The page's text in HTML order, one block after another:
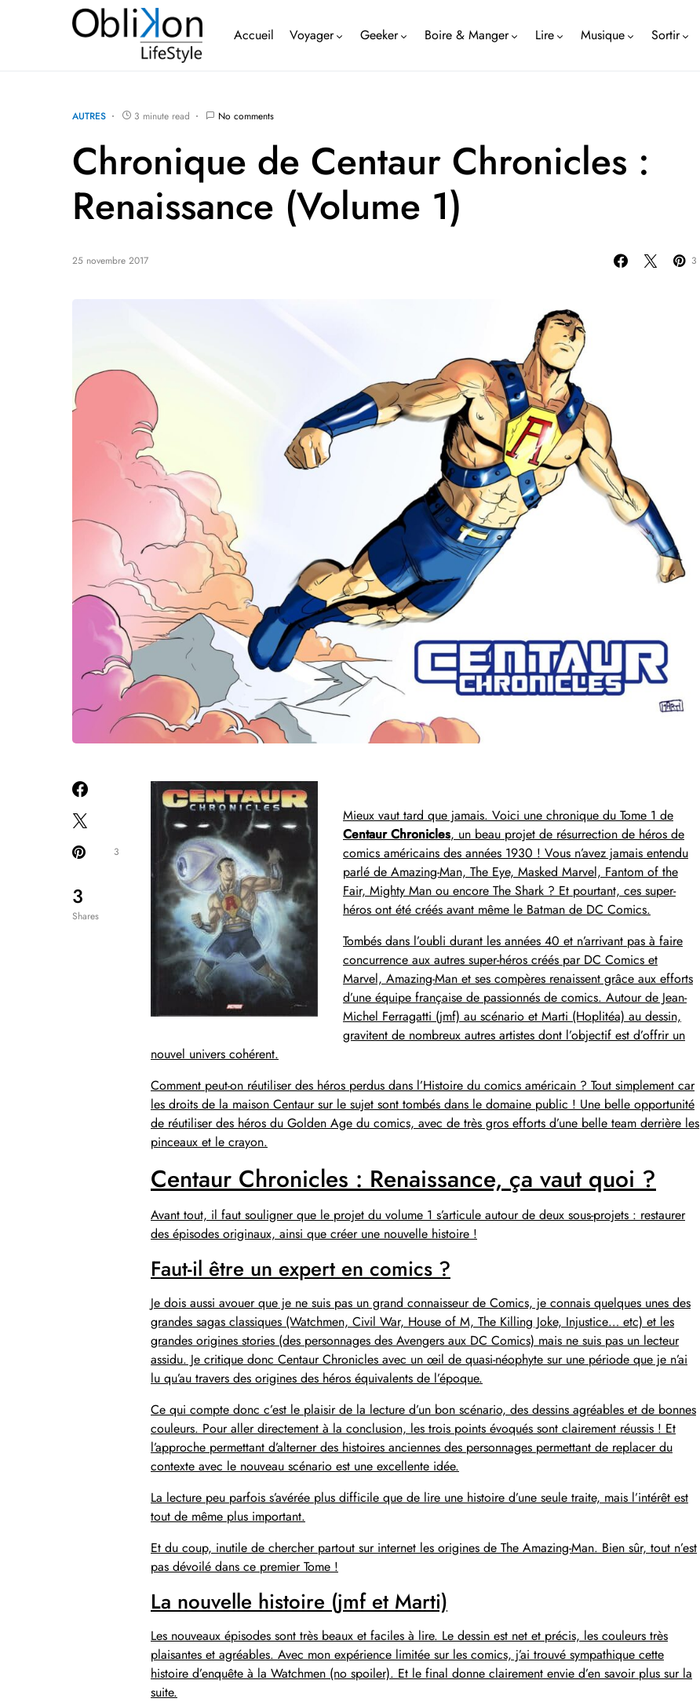
Accueil Voyager Geeker Boire & Manger Lire Musique Sortir
AUTRES 3 minute read No comments
Chronique de Centaur Chronicles :
Renaissance (Volume 1)
25 novembre 2017 3
3
Shares
3
Mieux vaut tard que jamais. Voici une chronique du Tome 1 de
Centaur Chronicles, un beau projet de résurrection de héros de
comics américains des années 1930 ! Vous n’avez jamais entendu
parlé de Amazing-Man, The Eye, Masked Marvel, Fantom of the
Fair, Mighty Man ou encore The Shark ? Et pourtant, ces super-
héros ont été créés avant même le Batman de DC Comics.
Tombés dans l’oubli durant les années 40 et n’arrivant pas à faire
concurrence aux autres super-héros créés par DC Comics et
Marvel, Amazing-Man et ses compères renaissent grâce aux efforts
d’une équipe française de passionnés de comics. Autour de Jean-
Michel Ferragatti (jmf) au scénario et Marti (Hoplitéa) au dessin,
gravitent de nombreux autres artistes dont l’objectif est d’offrir un
nouvel univers cohérent.
Comment peut-on réutiliser des héros perdus dans l’Histoire du comics américain ? Tout simplement car
les droits de la maison Centaur sur le sujet sont tombés dans le domaine public ! Une belle opportunité
de réutiliser des héros du Golden Age du comics, avec de très gros efforts d’une belle team derrière les
pinceaux et le crayon.
Centaur Chronicles : Renaissance, ça vaut quoi ?
Avant tout, il faut souligner que le projet du volume 1 s’articule autour de deux sous-projets : restaurer
des épisodes originaux, ainsi que créer une nouvelle histoire !
Faut-il être un expert en comics ?
Je dois aussi avouer que je ne suis pas un grand connaisseur de Comics, je connais quelques unes des
grandes sagas classiques (Watchmen, Civil War, House of M, The Killing Joke, Injustice… etc) et les
grandes origines stories (des personnages des Avengers aux DC Comics) mais ne suis pas un lecteur
assidu. Je critique donc Centaur Chronicles avec un œil de quasi-néophyte sur une période que je n’ai
lu qu’au travers des origines des héros équivalents de l’époque.
Ce qui compte donc c’est le plaisir de la lecture d’un bon scénario, des dessins agréables et de bonnes
couleurs. Pour aller directement à la conclusion, les trois points évoqués sont clairement réussis ! Et
l’approche permettant d’alterner des histoires anciennes des personnages permettant de replacer du
contexte avec le nouveau scénario est une excellente idée.
La lecture peu parfois s’avérée plus difficile que de lire une histoire d’une seule traite, mais l’intérêt est
tout de même plus important.
Et du coup, inutile de chercher partout sur internet les origines de The Amazing-Man. Bien sûr, tout n’est
pas dévoilé dans ce premier Tome !
La nouvelle histoire (jmf et Marti)
Les nouveaux épisodes sont très beaux et faciles à lire. Le dessin est net et précis, les couleurs très
plaisantes et agréables. Avec mon expérience limitée sur les comics, j’ai trouvé sympathique cette
histoire d’enquête à la Watchmen (no spoiler). Et le final donne clairement envie d’en savoir plus sur la
suite.